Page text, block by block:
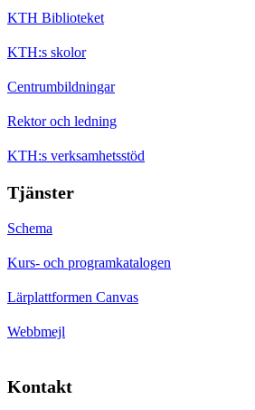
KTH Biblioteket
KTH:s skolor
Centrumbildningar
Rektor och ledning
KTH:s verksamhetsstöd
Tjänster
Schema
Kurs- och programkatalogen
Lärplattformen Canvas
Webbmejl
Kontakt